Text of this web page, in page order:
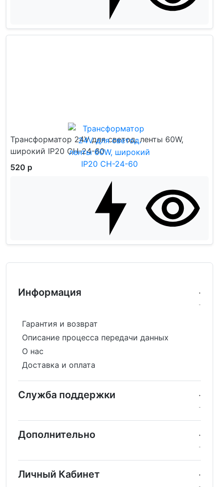
Трансформатор 24V для светод. ленты 60W,
широкий IP20 CH-24-60
520 р
Информация
Гарантия и возврат
Описание процесса передачи данных
О нас
Доставка и оплата
Служба поддержки
Дополнительно
Личный Кабинет